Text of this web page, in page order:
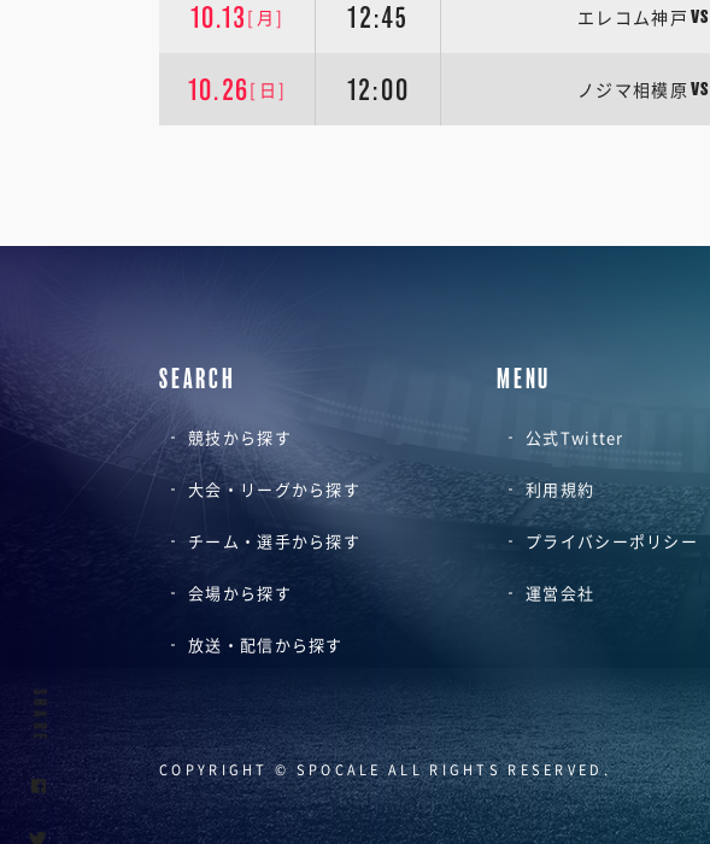
10.13 [月] 12:45 エレコム神戸 VS
10.26[日] 12:00 ノジマ相模原VS
SEARCH
競技から探す
大会・リーグから探す
チーム・選手から探す
会場から探す
放送・配信から探す
MENU
公式Twitter
利用規約
プライバシーポリシー
運営会社
COPYRIGHT © SPOCALE ALL RIGHTS RESERVED.
SHARE